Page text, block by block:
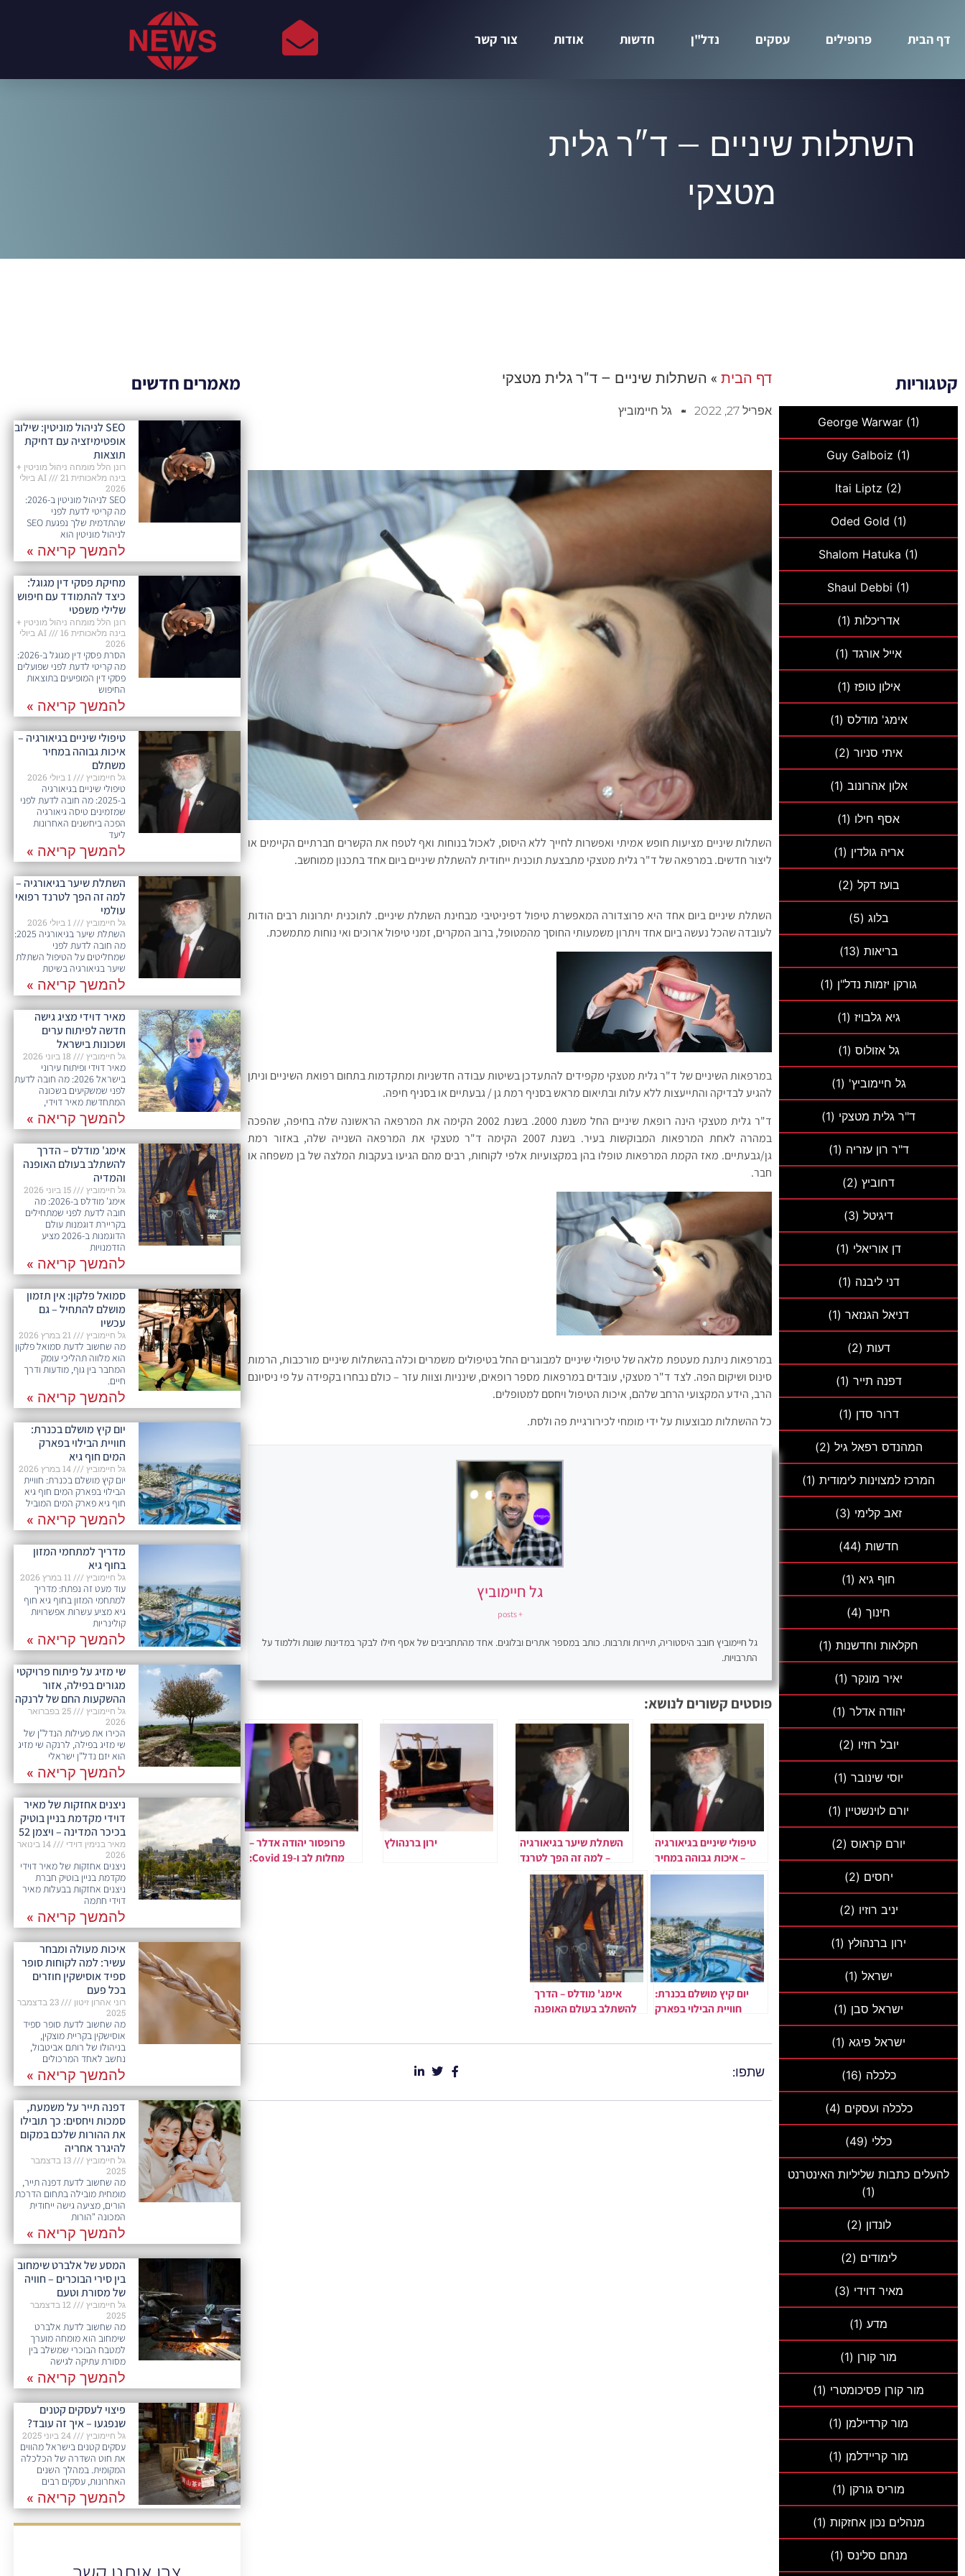
דף הבית פרופילים עסקים נדל"ן חדשות אודות צור קשר
השתלות שיניים – ד"ר גלית
מטצקי
קטגוריות
George Warwar(1)
Guy Galboiz (1)
Itai Liptz (2)
Oded Gold (1)
Shalom Hatuka (1)
Shaul Debbi (1)
אדריכלות(1)
אייל אורגד(1)
אילון טופז (1)
אימג' מודלס (1)
איתי סניור(2)
אלון אהרונוב (1)
אסף חילו (1)
אריה גולדין (1)
בועז דקל (2)
בלוג (5)
בריאות (13)
גורקן יזמות נדל"ן (1)
גיא גלבויז (1)
גל אזולוס (1)
גל חיימוביץ' (1)
ד"ר גלית מטצקי (1)
ד"ר רון עזריה (1)
דחוביץ(2)
דיגיטל(3)
דן אוריאלי (1)
דני ליבנה (1)
דניאל הגנזאר(1)
דעות (2)
דפנה תייר (1)
דרור סדן (1)
המהנדס רפאל גיל (2)
המרכז למצוינות לימודית(1)
זאב קלימי (3)
חדשות (44)
חוף גיא(1)
חינוך(4)
חקלאות וחדשנות(1)
יאיר מונקר(1)
יהודה אדלר (1)
יובל רוזיו (2)
יוסי שינובר(1)
יורם לוינשטיין (1)
יורם קראוס(2)
יחסים (2)
יניב רוזיו (2)
ירון ברנהולץ(1)
ישראל(1)
ישראל סבן (1)
ישראל פיגא(1)
כלכלה (16)
כלכלה ועסקים (4)
כללי (49)
להעלים כתבות שליליות האינטרנט
(1)
לונדון (2)
לימודים (2)
מאיר דוידי (3)
מדע(1)
מור קורן (1)
מור קורן פסיכומטרי (1)
מור קרדיילמן (1)
מור קריידלמן (1)
מוריס גורקן (1)
מנהלים נכון אחזקות (1)
מנחם סלינס (1)
דף הבית» השתלות שיניים – ד"ר גלית מטצקי
אפריל 27, 2022 גל חיימוביץ
השתלות שיניים מציעות חופש אמיתי ואפשרות לחייך ללא היסוס, לאכול בנוחות ואף לטפח את הקשרים חברתיים הקיימים או
ליצור חדשים. במרפאה של ד"ר גלית מטצקי מתבצעת תוכנית ייחודית להשתלת שיניים ביום אחד בתכנון ממוחשב.
השתלת שיניים ביום אחד היא פרוצדורה המאפשרת טיפול דפיניטיבי מבחינת השתלת שיניים. לתוכנית יתרונות רבים הודות
לעובדה שהכל נעשה ביום אחד ויתרון משמעותי החוסך מהמטופל, ברוב המקרים, זמני טיפול ארוכים ואי נוחות מתמשכת.
במרפאות השיניים של ד"ר גלית מטצקי מקפידים להתעדכן בשיטות עבודה חדשניות ומתקדמות בתחום רפואת השיניים וניתן
להגיע לבדיקה והתייעצות ללא עלות ובתיאום מראש בסניף רמת גן / גבעתיים או בסניף חיפה.
ד"ר גלית מטצקי הינה רופאת שיניים החל משנת 2000. בשנת 2002 הקימה את המרפאה הראשונה שלה בחיפה, שהפכה
במהרה לאחת המרפאות המבוקשות בעיר. בשנת 2007 הקימה ד"ר מטצקי את המרפאה השנייה שלה, באזור רמת
גן/גבעתיים. מאז הקמת המרפאות טופלו בהן במקצועיות אלפי לקוחות, רבים מהם הגיעו בעקבות המלצה של בן משפחה או
חבר.
במרפאות ניתנת מעטפת מלאה של טיפולי שיניים למבוגרים החל בטיפולים משמרים וכלה בהשתלות שיניים מורכבות, הרמות
סינוס ושיקום הפה. לצד ד"ר מטצקי, עובדים במרפאות מספר רופאים, שינניות וצוות עזר – כולם נבחרו בקפידה על פי ניסיונם
הרב, הידע המקצועי הרחב שלהם, איכות הטיפול ויחסם למטופלים.
כל ההשתלות מבוצעות על ידי מומחי לכירורגיית פה ולסת.
גל חיימוביץ
+ posts
גל חיימוביץ חובב היסטוריה, תיירות ותרבות. כותב במספר אתרים ובלוגים. אחד מהתחביבים של אסף חילו לבקר במדינות שונות וללמוד על
התרבויות.
פוסטים קשורים לנושא:
טיפולי שיניים בגיאורגיה
– איכות גבוהה במחיר
משתלם
השתלת שיער בגיאורגיה
– למה זה הפך לטרנד
רפואי עולמי
ירון ברנהולץ
פרופסור יהודה אדלר –
מחלות לב ו-Covid 19:
יום קיץ מושלם בכנרת:
חוויית הבילוי בפארק
אימג' מודלס – הדרך
להשתלב בעולם האופנה
שתפו:
מאמרים חדשים
SEO לניהול מוניטין: שילוב
אופטימיזציה עם דחיקת
תוצאות
רונן הלל מומחה ניהול מוניטין +
בינה מלאכותית AI
21 ביולי
2026
SEO לניהול מוניטין ב-2026:
מה קריטי לדעת לפני
שהתדמית שלך נפגעת SEO
לניהול מוניטין הוא
להמשך קריאה »
מחיקת פסקי דין מגוגל:
כיצד להתמודד עם חיפוש
שלילי משפטי
רונן הלל מומחה ניהול מוניטין +
בינה מלאכותית AI
16 ביולי
2026
הסרת פסקי דין מגוגל ב-2026:
מה קריטי לדעת לפני שפועלים
פסקי דין המופיעים בתוצאות
החיפוש
להמשך קריאה »
טיפולי שיניים בגיאורגיה –
איכות גבוהה במחיר
משתלם
גל חיימוביץ
טיפולי שיניים בגיאורגיה
ב-2025: מה חובה לדעת לפני
שמזמינים טיסה גיאורגיה
הפכה ביחשנים האחרונות
ליעד
להמשך קריאה »
השתלת שיער בגיאורגיה –
למה זה הפך לטרנד רפואי
עולמי
גל חיימוביץ
השתלת שיער בגיאורגיה 2025:
מה חובה לדעת לפני
שמחליטים על הטיפול השתלת
שיער בגיאורגיה בשיטת
להמשך קריאה »
מאיר דוידי מציג גישה
חדשה לפיתוח ערים
ושכונות בישראל
גל חיימוביץ
מאיר דוידי ופיתוח עירוני
בישראל 2026: מה חובה לדעת
לפני שמשקיעים בשכונה
המתחדשת מאיר דוידי,
להמשך קריאה »
אימג' מודלס – הדרך
להשתלב בעולם האופנה
והמדיה
גל חיימוביץ 15 ביוני 2026
אימג' מודלס ב-2026: מה
חובה לדעת לפני שמתחילים
בקריירת דוגמנות עולם
הדוגמנות ב-2026 מציע
הזדמנויות
להמשך קריאה »
סמואל פלקון: אין תזמון
מושלם להתחיל – גם
עכשיו
גל חיימוביץ
מה שחשוב לדעת סמואל פלקון
הוא מלווה תהליכי עומק
המחבר בין גוף, מודעות ודרך
חיים.
להמשך קריאה »
יום קיץ מושלם בכנרת:
חוויית הבילוי בפארק
המים חוף גיא
גל חיימוביץ 14 במרץ 2026
יום קיץ מושלם בכנרת: חוויית
הבילוי בפארק המים חוף גיא
חוף גיא פארק המים המוביל
להמשך קריאה »
מדריך למתחמי המזון
בחוף גיא
גל חיימוביץ
עוד מעט זה נפתח: מדריך
למתחמי המזון בחוף גיא חוף
גיא מציע עשרות אפשרויות
קולינריות
להמשך קריאה »
שי מזיג על פיתוח פרויקטי
מגורים בפילה, אזור
ההשקעות החם של לרנקה
גל חיימוביץ
25 בפברואר
2026
הכירו את פעילות הנדל"ן של
שי מזיג בפילה, לרנקה שי מזיג
הוא יזם נדל"ן ישראלי
להמשך קריאה »
ניצנים אחזקות של מאיר
דוידי מקדמת בניין בוטיק
בכיכר המדינה – ויצמן 52
מאיר בנימין דוידי
14 בינואר
2026
ניצנים אחזקות של מאיר דוידי
מקדמת בניין בוטיק חברת
ניצנים אחזקות בבעלות מאיר
דוידי חתמה
להמשך קריאה »
איכות מעולה ומבחר
עשיר: למה לקוחות סופר
ספיד אוסישקין חוזרים
בכל פעם​
רוני אהרון זיטון
23 בדצמבר
2025
מה שחשוב לדעת סופר ספיד
אוסישקין בקריית מוצקין,
בניהולו של רותם אביטבול,
נחשב לאחד המרכולים
להמשך קריאה »
דפנה תייר על משמעת,
סמכות ויחסים: כך תובילו
את ההורות שלכם במקום
להיגרר אחריה
גל חיימוביץ
13 בדצמבר
2025
מה שחשוב לדעת דפנה תייר,
מומחית מובילה בתחום הדרכת
הורים, מציעה גישה ייחודית
המכונה "הורות
להמשך קריאה »
המסע של אלברט שימחוב
בין סירי הבוכרים – חוויה
של מסורת וטעם
גל חיימוביץ
12 בדצמבר
2025
מה שחשוב לדעת אלברט
שימחוב הוא מומחה מוערך
למטבח הבוכרי שמשלב בין
מסורת עתיקה לגישה
להמשך קריאה »
פיצוי לעסקים קטנים
שנפגעו – איך זה עובד?
גל חיימוביץ 24 ביוני 2025
עסקים קטנים בישראל מהווים
את חוט השדרה של הכלכלה
המקומית. במהלך השנים
האחרונות, עסקים רבים
להמשך קריאה »